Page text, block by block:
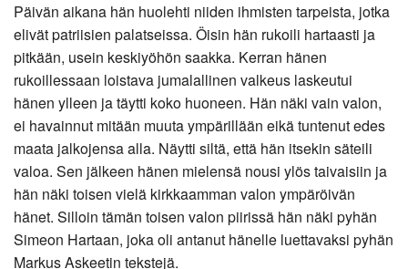
Päivän aikana hän huolehti niiden ihmisten tarpeista, jotka
elivät patriisien palatseissa. Öisin hän rukoili hartaasti ja
pitkään, usein keskiyöhön saakka. Kerran hänen
rukoillessaan loistava jumalallinen valkeus laskeutui
hänen ylleen ja täytti koko huoneen. Hän näki vain valon,
ei havainnut mitään muuta ympärillään eikä tuntenut edes
maata jalkojensa alla. Näytti siltä, että hän itsekin säteili
valoa. Sen jälkeen hänen mielensä nousi ylös taivaisiin ja
hän näki toisen vielä kirkkaamman valon ympäröivän
hänet. Silloin tämän toisen valon piirissä hän näki pyhän
Simeon Hartaan, joka oli antanut hänelle luettavaksi pyhän
Markus Askeetin tekstejä.